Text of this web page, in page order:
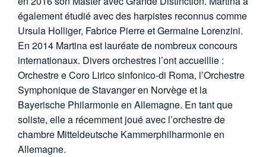
également étudié avec des harpistes reconnus comme
Ursula Holliger, Fabrice Pierre et Germaine Lorenzini.
En 2014 Martina est lauréate de nombreux concours
internationaux. Divers orchestres l’ont accueillie :
Orchestre e Coro Lirico sinfonico-di Roma, l’Orchestre
Symphonique de Stavanger en Norvège et la
Bayerische Philarmonie en Allemagne. En tant que
soliste, elle a récemment joué avec l’orchestre de
chambre Mitteldeutsche Kammerphilharmonie en
Allemagne.